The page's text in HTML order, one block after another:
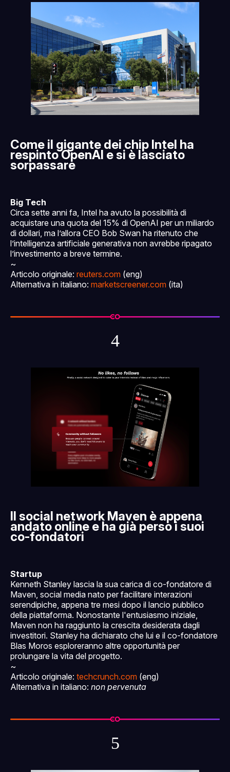
Come il gigante dei chip Intel ha
respinto OpenAI e si è lasciato
sorpassare
Big Tech
Circa sette anni fa, Intel ha avuto la possibilità di
acquistare una quota del 15% di OpenAI per un miliardo
di dollari, ma l’allora CEO Bob Swan ha ritenuto che
l’intelligenza artificiale generativa non avrebbe ripagato
l’investimento a breve termine.
~
Articolo originale: reuters.com (eng)
Alternativa in italiano: marketscreener.com (ita)
4
Il social network Maven è appena
andato online e ha già perso i suoi
co-fondatori
Startup
Kenneth Stanley lascia la sua carica di co-fondatore di
Maven, social media nato per facilitare interazioni
serendipiche, appena tre mesi dopo il lancio pubblico
della piattaforma. Nonostante l'entusiasmo iniziale,
Maven non ha raggiunto la crescita desiderata dagli
investitori. Stanley ha dichiarato che lui e il co-fondatore
Blas Moros esploreranno altre opportunità per
prolungare la vita del progetto.
~
Articolo originale: techcrunch.com (eng)
Alternativa in italiano: non pervenuta
5